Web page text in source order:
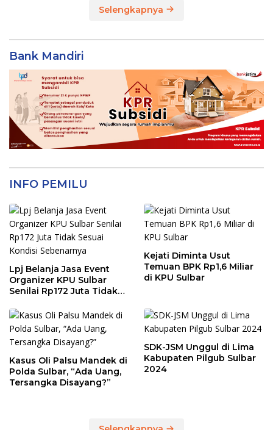
Selengkapnya
Bank Mandiri
INFO PEMILU
Lpj Belanja Jasa Event
Organizer KPU Sulbar
Senilai Rp172 Juta Tidak
Sebenarnya
Kejati Diminta Usut
Temuan BPK Rp1,6 Miliar
di KPU Sulbar
Kasus Oli Palsu Mandek di
Polda Sulbar, “Ada Uang,
Tersangka Disayang?”
SDK-JSM Unggul di Lima
Kabupaten Pilgub Sulbar
2024